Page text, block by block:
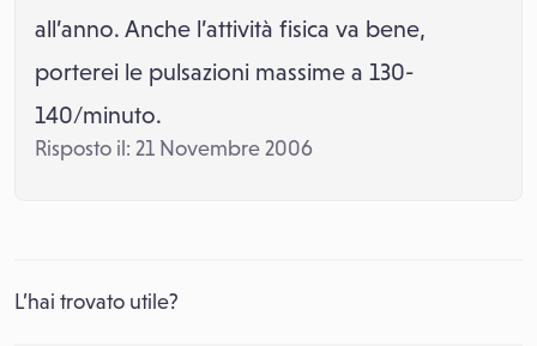
all’anno. Anche l’attività fisica va bene,
porterei le pulsazioni massime a 130-
140/minuto.
Risposto il: 21 Novembre 2006
L’hai trovato utile?